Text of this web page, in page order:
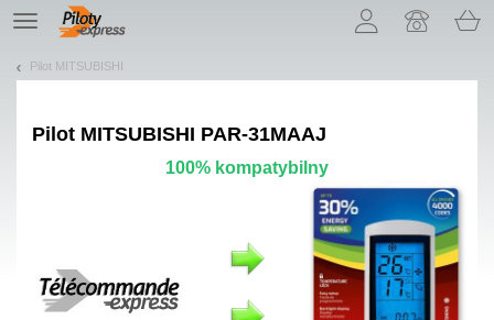
TE
navigation
Pilot MITSUBISHI
Pilot MITSUBISHI PAR-31MAAJ
100% kompatybilny
Pozwól, że przedstawimy nasze ciasteczka!